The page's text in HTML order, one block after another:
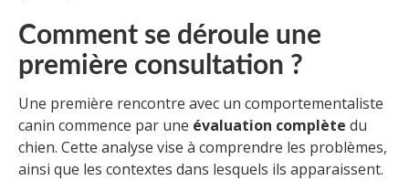
Comment se déroule une
première consultation ?
Une première rencontre avec un comportementaliste
canin commence par une évaluation complète du
chien. Cette analyse vise à comprendre les problèmes,
ainsi que les contextes dans lesquels ils apparaissent.